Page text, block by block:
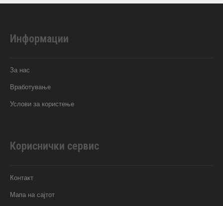
Информации
За нас
Вработување
Услови за користење
Кориснички сервис
Контакт
Мапа на сајтот